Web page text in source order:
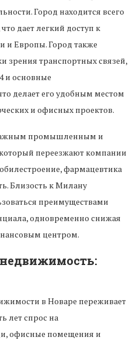
Город находится всего
дает легкий доступ к
Европы. Город также
зрения транспортных связей,
и основные
делает его удобным местом
и офисных проектов.
промышленным и
переезжают компании
фармацевтика
Близость к Милану
преимуществами
одновременно снижая
центром.
в Новаре переживает
лет спрос на
офисные помещения и